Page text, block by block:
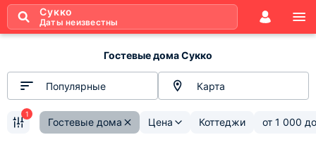
Сукко
Даты неизвестны
Гостевые дома Сукко
Популярные Карта
Гостевые дома Цена Коттеджи от 1 000
1